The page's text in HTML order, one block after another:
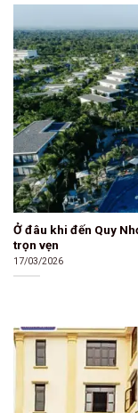
Ở đâu khi đến Quy
trọn vẹn
17/03/2026